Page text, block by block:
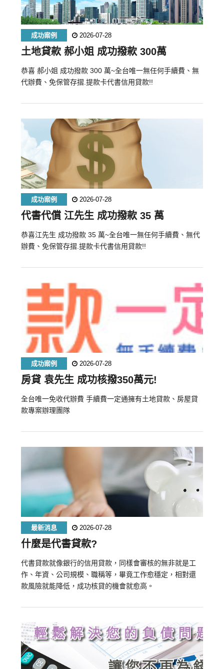
成功案例 2026-07-28
土地貸款 郝小姐 成功撥款 300萬
恭喜 郝小姐 成功撥款 300 萬~全台唯一無任何手續費、無
代辦費、免保管存摺.提款卡代書信用貸款!!
成功案例 2026-07-28
代書代償 江先生 成功撥款 35 萬
恭喜江先生 成功撥款 35 萬~全台唯一無任何手續費、無代
辦費、免保管存摺.提款卡代書信用貸款!!
成功案例 2026-07-28
房貸 袁先生 成功核撥350萬元!
全台唯一免收代辦費 手續費一定通擁有土地貸款、房屋貸
款專案辦理團隊
最新消息 2026-07-28
什麼是代書貸款?
代書貸款就像銀行的信用貸款，同樣會審核的無非就是工
作、年資、公司規模、職稱等，畢竟工作愈穩定，相對還
款風險就能降低，成功核貸的機會就愈高。